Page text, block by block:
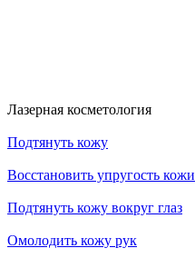
Лазерная косметология
Подтянуть кожу
Восстановить упругость кожи
Подтянуть кожу вокруг глаз
Омолодить кожу рук